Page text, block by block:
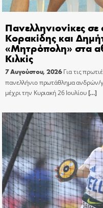
Πανελληνιονίκες
Κορακίδης και
«Μητρόπολη» στα
Κιλκίς
7 Αυγούστου, 2026 Για τις
πανελλήνιο πρωτάθλημα ανδρών/
μέχρι την Κυριακή 26 Ιουλίου[…]